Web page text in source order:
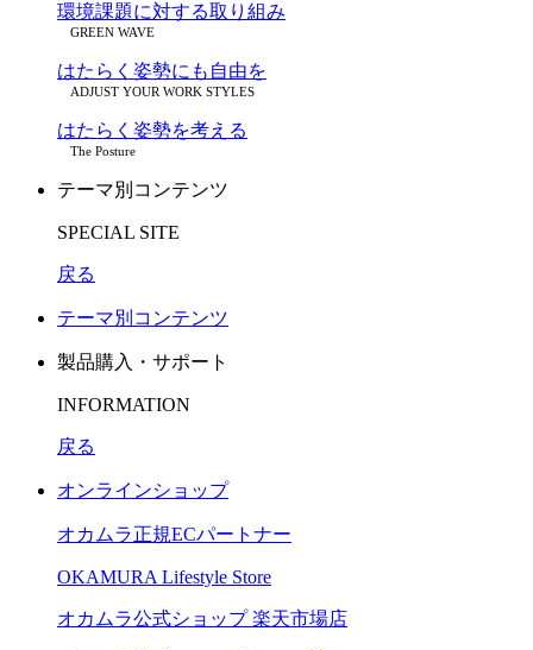
環境課題に対する取り組み
GREEN WAVE
はたらく姿勢にも自由を
ADJUST YOUR WORK STYLES
はたらく姿勢を考える
The Posture
テーマ別コンテンツ
SPECIAL SITE
戻る
テーマ別コンテンツ
製品購入・サポート
INFORMATION
戻る
オンラインショップ
オカムラ正規ECパートナー
OKAMURA Lifestyle Store
オカムラ公式ショップ 楽天市場店